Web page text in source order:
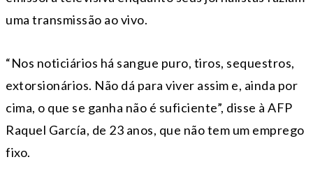
uma transmissão ao vivo.
“Nos noticiários há sangue puro, tiros, sequestros,
extorsionários. Não dá para viver assim e, ainda por
cima, o que se ganha não é suficiente”, disse à AFP
Raquel García, de 23 anos, que não tem um emprego
fixo.